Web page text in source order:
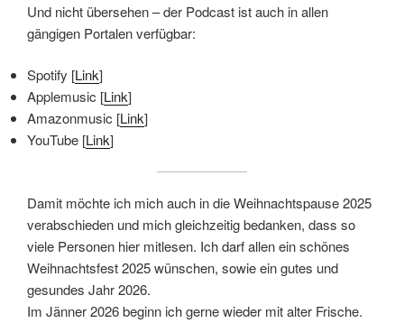
Und nicht übersehen – der Podcast ist auch in allen
gängigen Portalen verfügbar:
Spotify [Link]
Applemusic [Link]
Amazonmusic [Link]
YouTube [Link]
Damit möchte ich mich auch in die Weihnachtspause 2025
verabschieden und mich gleichzeitig bedanken, dass so
viele Personen hier mitlesen. Ich darf allen ein schönes
Weihnachtsfest 2025 wünschen, sowie ein gutes und
gesundes Jahr 2026.
Im Jänner 2026 beginn ich gerne wieder mit alter Frische.